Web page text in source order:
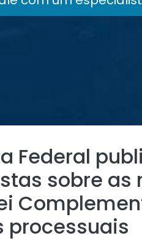
Federal
sobre
processuais